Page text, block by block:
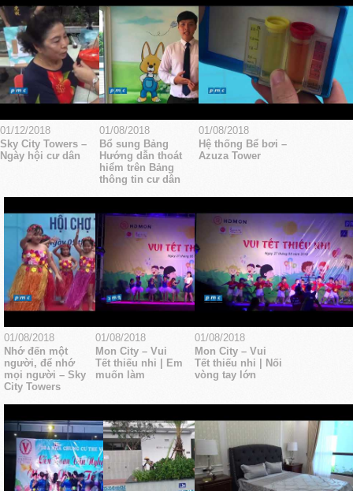
01/12/2018
Sky City Towers –
Ngày hội cư dân
01/08/2018
Bổ sung Bảng
Hướng dẫn thoát
hiểm trên Bảng
thông tin cư dân
01/08/2018
Hệ thống Bể bơi –
Azuza Tower
01/08/2018
Nhớ đến một
người, để nhớ
mọi người – Sky
City Towers
01/08/2018
Mon City – Vui
Tết thiếu nhi | Em
muốn làm
01/08/2018
Mon City – Vui
Tết thiếu nhi | Nối
vòng tay lớn